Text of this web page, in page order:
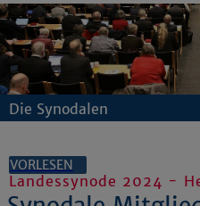
Die Synodalen
VORLESEN
Landessynode 2024 -